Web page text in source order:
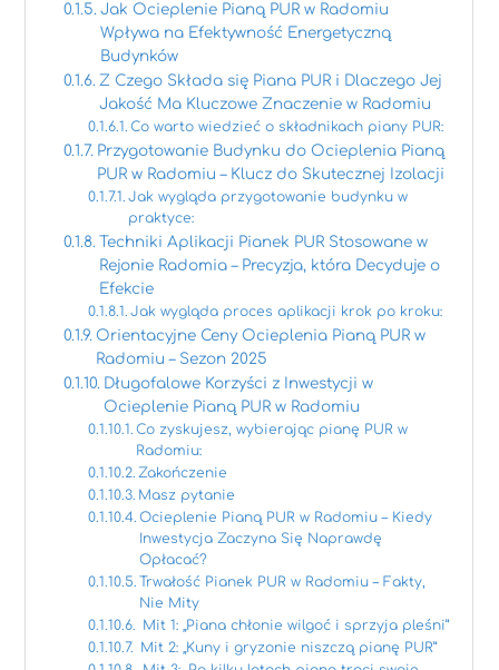
Jak Ocieplenie Pianą PUR w Radomiu
Wpływa na Efektywność Energetyczną
Budynków
Z Czego Składa się Piana PUR i Dlaczego Jej
Jakość Ma Kluczowe Znaczenie w Radomiu
Co warto wiedzieć o składnikach piany PUR:
Przygotowanie Budynku do Ocieplenia Pianą
PUR w Radomiu – Klucz do Skutecznej Izolacji
Jak wygląda przygotowanie budynku w
praktyce:
Techniki Aplikacji Pianek PUR Stosowane w
Rejonie Radomia – Precyzja, która Decyduje o
Efekcie
Jak wygląda proces aplikacji krok po kroku:
Orientacyjne Ceny Ocieplenia Pianą PUR w
Radomiu – Sezon 2025
Długofalowe Korzyści z Inwestycji w
Ocieplenie Pianą PUR w Radomiu
Co zyskujesz, wybierając pianę PUR w
Radomiu:
Zakończenie
Masz pytanie
Ocieplenie Pianą PUR w Radomiu – Kiedy
Inwestycja Zaczyna Się Naprawdę
Opłacać?
Trwałość Pianek PUR w Radomiu – Fakty,
Nie Mity
Mit 1: „Piana chłonie wilgoć i sprzyja pleśni”
Mit 2: „Kuny i gryzonie niszczą pianę PUR”